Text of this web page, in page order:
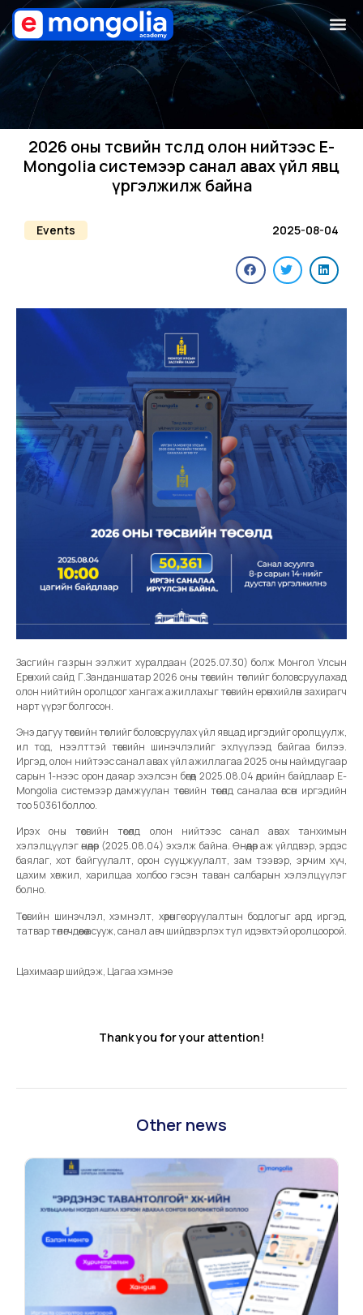
2026 оны төсвийн төсөлд олон нийтээс E-
Mongolia системээр санал авах үйл явц
үргэлжилж байна
Events 2025-08-04
Засгийн газрын ээлжит хуралдаан (2025.07.30) болж Монгол Улсын
Ерөнхий сайд Г.Занданшатар 2026 оны төсвийн төслийг боловсруулахад
олон нийтийн оролцоог хангаж ажиллахыг төсвийн ерөнхийлөн захирагч
нарт үүрэг болгосон.
Энэ дагуу төсвийн төслийг боловсруулах үйл явцад иргэдийг оролцуулж,
ил тод, нээлттэй төсвийн шинэчлэлийг эхлүүлээд байгаа билээ.
Иргэд, олон нийтээс санал авах үйл ажиллагаа 2025 оны наймдугаар
сарын 1-нээс орон даяар эхэлсэн бөгөөд 2025.08.04 өдрийн байдлаар E-
Mongolia системээр дамжуулан төсвийн төсөлд саналаа өгсөн иргэдийн
тоо 50361 боллоо.
Ирэх оны төсвийн төсөлд олон нийтээс санал авах танхимын
хэлэлцүүлэг өнөөдөр (2025.08.04) эхэлж байна. Өнөөдөр аж үйлдвэр, эрдэс
баялаг, хот байгуулалт, орон сууцжуулалт, зам тээвэр, эрчим хүч,
цахим хөгжил, харилцаа холбоо гэсэн таван салбарын хэлэлцүүлэг
болно.
Төсвийн шинэчлэл, хэмнэлт, хөрөнгө оруулалтын бодлогыг ард иргэд,
татвар төлөгчдөөсөө асууж, санал авч шийдвэрлэх тул идэвхтэй оролцоорой.
Цахимаар шийдэж, Цагаа хэмнэе
Thank you for your attention!
Other news